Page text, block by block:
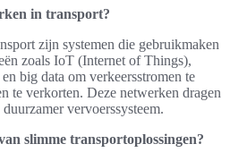
in transport?
zijn systemen die gebruikmaken
zoals IoT (Internet of Things),
big data om verkeersstromen te
te verkorten. Deze netwerken dragen
vervoerssysteem.
slimme transportoplossingen?